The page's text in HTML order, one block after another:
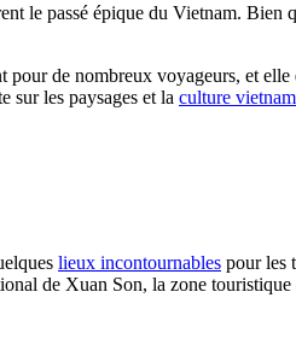
le passé épique du Vietnam.
de nombreux voyageurs, et
sur les paysages et la culture
lieux incontournables pour les
de Xuan Son, la zone